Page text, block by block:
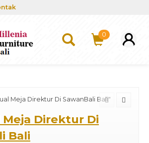
0
Meja Direktur Di SawanBali Bali"
Meja Direktur Di
Bali